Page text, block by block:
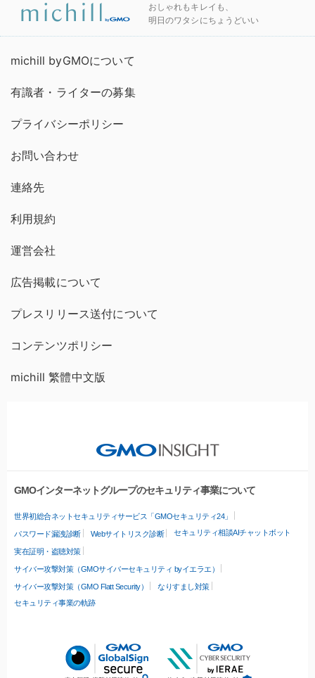
おしゃれもキレイも、
明日のワタシにちょうどいい
michill byGMOについて
有識者・ライターの募集
プライバシーポリシー
お問い合わせ
連絡先
利用規約
運営会社
広告掲載について
プレスリリース送付について
コンテンツポリシー
michill 繁體中文版
GMOインターネットグループのセキュリティ事業について
世界初総合ネットセキュリティサービス「GMOセキュリティ24」
パスワード漏洩診断 Webサイトリスク診断 セキュリティ相談AIチャットボット
実在証明・盗聴対策
サイバー攻撃対策（GMOサイバーセキュリティ byイエラエ）
サイバー攻撃対策（GMO Flatt Security）
なりすまし対策
セキュリティ事業の軌跡